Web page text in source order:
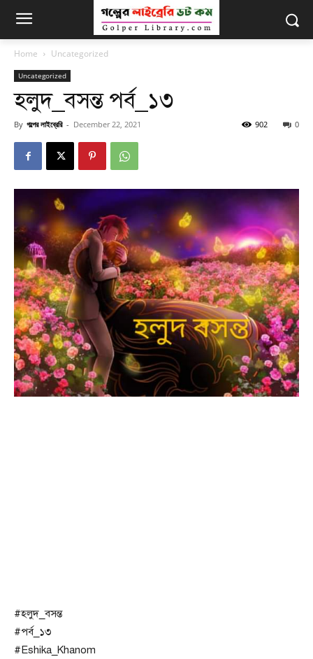
Home Uncategorized
Uncategorized
হলুদ_বসন্ত পর্ব_১৩
By গল্পের লাইব্রেরি - December 22, 2021 0
902
#হলুদ_বসন্ত
#পর্ব_১৩
#Eshika_Khanom